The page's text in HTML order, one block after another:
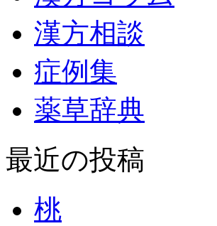
漢方相談
症例集
薬草辞典
最近の投稿
桃